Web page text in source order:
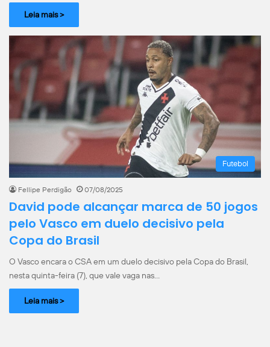
Leia mais >
Futebol
Fellipe Perdigão 07/08/2025
David pode alcançar marca de 50 jogos
pelo Vasco em duelo decisivo pela
Copa do Brasil
O Vasco encara o CSA em um duelo decisivo pela Copa do Brasil,
nesta quinta-feira (7), que vale vaga nas…
Leia mais >